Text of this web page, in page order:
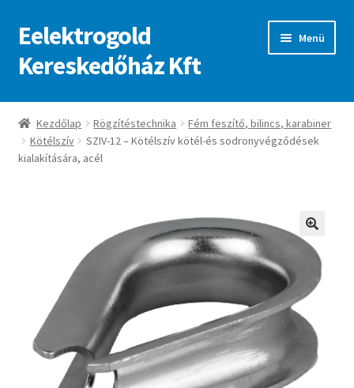
Ugrás
a
navigációhoz
Kilépés
a
tartalomba
Eelektrogold
Kereskedőház Kft
Menü
Kezdőlap
A fiókom
Kezdőlap Rögzítéstechnika
Fém feszítő, bilincs, karabiner
Kötélszív
SZIV-12 – Kötélszív kötél-és sodronyvégződések
kialakítására, acél
🔍